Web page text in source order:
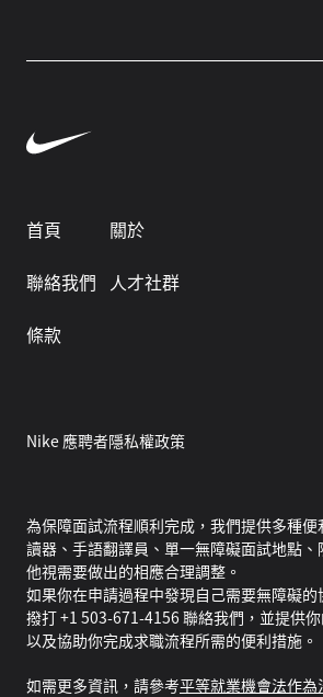
首頁
關於
聯絡我們
人才社群
條款
Nike 應聘者隱私權政策
為保障面試流程順利完成，我們提供多種
讀器、手語翻譯員、單一無障礙面試地點
他視需要做出的相應合理調整。
如果你在申請過程中發現自己需要無障礙
撥打 +1 503-671-4156 聯絡我們，並提供
以及協助你完成求職流程所需的便利措施。
如需更多資訊，請參考平等就業機會法作為